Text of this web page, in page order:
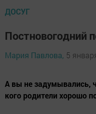
ДОСУГ
Постновогодний
Мария Павлова, 5
А вы не задумывались,
кого родители хорошо